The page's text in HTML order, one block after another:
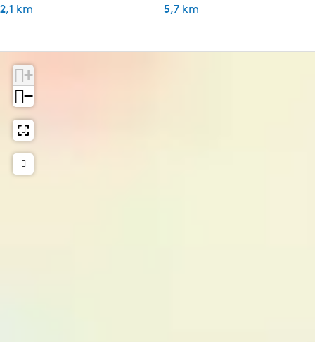
2,1 km 5,7 km
+
−